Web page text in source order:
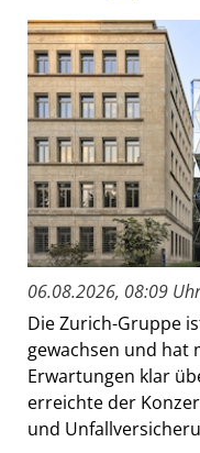
06.08.2026, 08:09 Uhr
Die Zurich-Gruppe
gewachsen und hat
Erwartungen klar
erreichte der
und